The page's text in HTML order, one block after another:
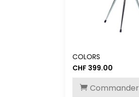
COLORS
CHF 399.00
Commander